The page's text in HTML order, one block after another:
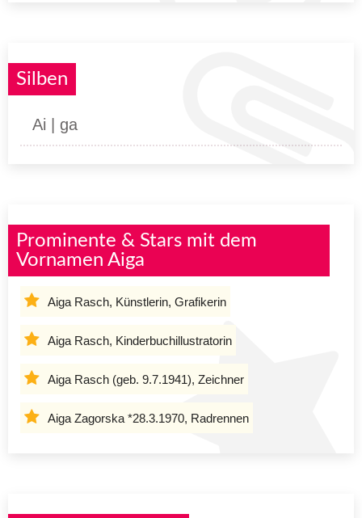
Silben
Ai | ga
Prominente & Stars mit dem
Vornamen Aiga
Aiga Rasch, Künstlerin, Grafikerin
Aiga Rasch, Kinderbuchillustratorin
Aiga Rasch (geb. 9.7.1941), Zeichner
Aiga Zagorska *28.3.1970, Radrennen